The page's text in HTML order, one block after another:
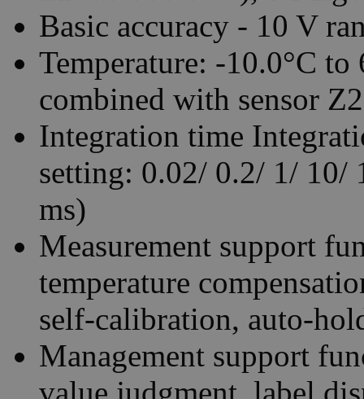
Basic accuracy - 10 V
Temperature: -10.0°C
combined with sensor
Integration time
setting: 0.02/ 0.2/ 1/ 10/
ms)
Measurement support
temperature
self-calibration, auto-
Management support